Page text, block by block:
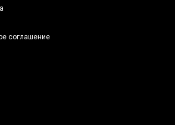
соглашение